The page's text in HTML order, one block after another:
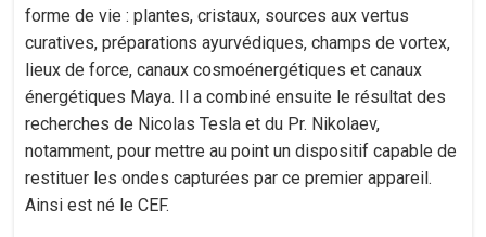
forme de vie : plantes, cristaux, sources aux vertus
curatives, préparations ayurvédiques, champs de vortex,
lieux de force, canaux cosmoénergétiques et canaux
énergétiques Maya. Il a combiné ensuite le résultat des
recherches de Nicolas Tesla et du Pr. Nikolaev,
notamment, pour mettre au point un dispositif capable de
restituer les ondes capturées par ce premier appareil.
Ainsi est né le CEF.